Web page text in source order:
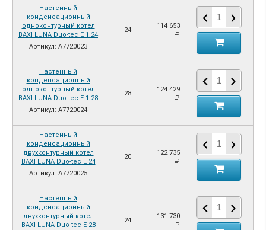
Настенный
конденсационный
одноконтурный котел
BAXI LUNA Duo-tec E 1.24
Артикул: A7720023
24
114 653
₽
Настенный
конденсационный
одноконтурный котел
BAXI LUNA Duo-tec E 1.28
Артикул: A7720024
28
124 429
₽
Настенный
конденсационный
двухконтурный котел
BAXI LUNA Duo-tec E 24
Артикул: A7720025
20
122 735
₽
Настенный
конденсационный
двухконтурный котел
BAXI LUNA Duo-tec E 28
24
131 730
₽